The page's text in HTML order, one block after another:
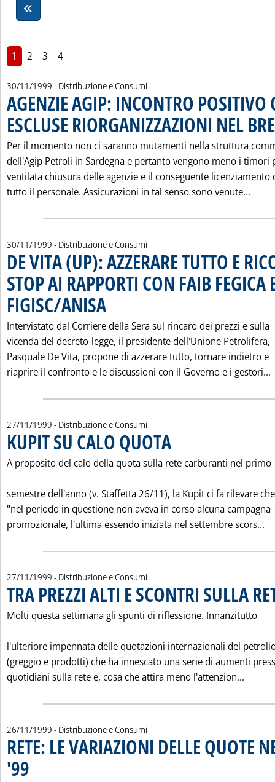
1 2 3 4
30/11/1999 - Distribuzione e Consumi
AGENZIE AGIP: INCONTRO POSITIVO
ESCLUSE RIORGANIZZAZIONI NEL
Per il momento non ci saranno mutamenti nella struttura
dell'Agip Petroli in Sardegna e pertanto vengono meno i timori
ventilata chiusura delle agenzie e il conseguente licenziamento
tutto il personale. Assicurazioni in tal senso sono venute...
30/11/1999 - Distribuzione e Consumi
DE VITA (UP): AZZERARE TUTTO E
STOP AI RAPPORTI CON FAIB FEGICA
FIGISC/ANISA
Intervistato dal Corriere della Sera sul rincaro dei prezzi e sulla
vicenda del decreto-legge, il presidente dell'Unione Petrolifera,
Pasquale De Vita, propone di azzerare tutto, tornare indietro e
riaprire il confronto e le discussioni con il Governo e i gestori...
27/11/1999 - Distribuzione e Consumi
KUPIT SU CALO QUOTA
A proposito del calo della quota sulla rete carburanti nel primo
semestre dell'anno (v. Staffetta 26/11), la Kupit ci fa rilevare che
"nel periodo in questione non aveva in corso alcuna campagna
promozionale, l'ultima essendo iniziata nel settembre scors...
27/11/1999 - Distribuzione e Consumi
TRA PREZZI ALTI E SCONTRI SULLA
Molti questa settimana gli spunti di riflessione. Innanzitutto
l'ulteriore impennata delle quotazioni internazionali del
(greggio e prodotti) che ha innescato una serie di aumenti
quotidiani sulla rete e, cosa che attira meno l'attenzion...
26/11/1999 - Distribuzione e Consumi
RETE: LE VARIAZIONI DELLE QUOTE
'99